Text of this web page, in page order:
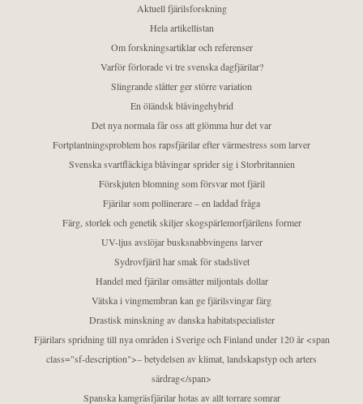
Aktuell fjärilsforskning
Hela artikellistan
Om forskningsartiklar och referenser
Varför förlorade vi tre svenska dagfjärilar?
Slingrande slåtter ger större variation
En öländsk blåvingehybrid
Det nya normala får oss att glömma hur det var
Fortplantningsproblem hos rapsfjärilar efter värmestress som larver
Svenska svartfläckiga blåvingar sprider sig i Storbritannien
Förskjuten blomning som försvar mot fjäril
Fjärilar som pollinerare – en laddad fråga
Färg, storlek och genetik skiljer skogspärlemorfjärilens former
UV-ljus avslöjar busksnabbvingens larver
Sydrovfjäril har smak för stadslivet
Handel med fjärilar omsätter miljontals dollar
Vätska i vingmembran kan ge fjärilsvingar färg
Drastisk minskning av danska habitatspecialister
Fjärilars spridning till nya områden i Sverige och Finland under 120 år <span
class="sf-description">– betydelsen av klimat, landskapstyp och arters
särdrag</span>
Spanska kamgräsfjärilar hotas av allt torrare somrar